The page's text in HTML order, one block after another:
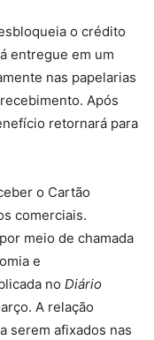
o crédito
entregue em um
nas papelarias
Após
retornará para
o Cartão
comerciais.
meio de chamada
e
no Diário
A relação
serem afixados nas